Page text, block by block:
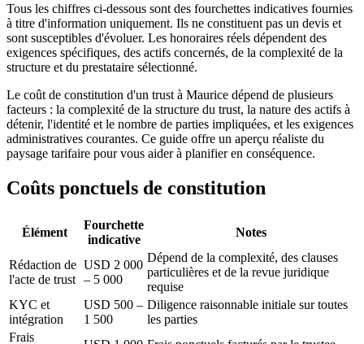
Tous les chiffres ci-dessous sont des fourchettes indicatives fournies
à titre d'information uniquement. Ils ne constituent pas un devis et
sont susceptibles d'évoluer. Les honoraires réels dépendent des
exigences spécifiques, des actifs concernés, de la complexité de la
structure et du prestataire sélectionné.
Le coût de constitution d'un trust à Maurice dépend de plusieurs
facteurs : la complexité de la structure du trust, la nature des actifs à
détenir, l'identité et le nombre de parties impliquées, et les exigences
administratives courantes. Ce guide offre un aperçu réaliste du
paysage tarifaire pour vous aider à planifier en conséquence.
Coûts ponctuels de constitution
Élément
Fourchette
indicative
Notes
Rédaction de
l'acte de trust
USD 2 000
– 5 000
Dépend de la complexité, des clauses
particulières et de la revue juridique
requise
KYC et
intégration
USD 500 –
1 500
Diligence raisonnable initiale sur toutes
les parties
Frais